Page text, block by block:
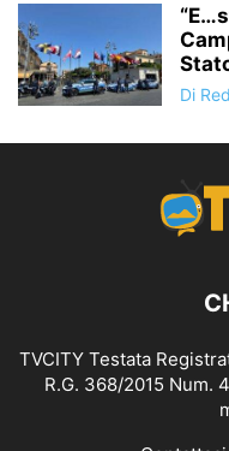
Di
TVCITY Testata
R.G. 368/2015 Num.